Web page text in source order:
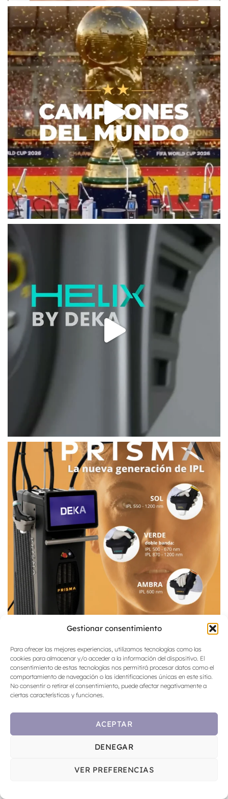
Gestionar consentimiento
Para ofrecer las mejores experiencias, utilizamos tecnologías como las
cookies para almacenar y/o acceder a la información del dispositivo. El
consentimiento de estas tecnologías nos permitirá procesar datos como el
comportamiento de navegación o las identificaciones únicas en este sitio.
No consentir o retirar el consentimiento, puede afectar negativamente a
ciertas características y funciones.
ACEPTAR
DENEGAR
VER PREFERENCIAS